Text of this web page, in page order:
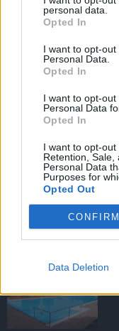
personal data.
Opted In
I want to opt-
Personal Data.
Opted In
I want to opt-
Personal Data
Opted In
I want to opt-out
Retention, Sale,
Personal Data
Purposes for
Opted Out
CONFIRM
Data Deletion
LEGOLVASOTTABB
Tizenöt
be munkáját Budán